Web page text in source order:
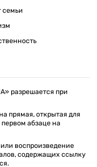
семьи
разрешается при
прямая, открытая для
абзаце на
воспроизведение
содержащих ссылку